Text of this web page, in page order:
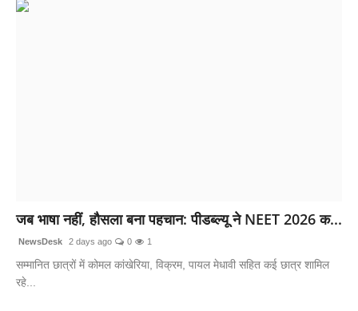
जब भाषा नहीं, हौसला बना पहचान: पीडब्ल्यू ने NEET 2026 क...
NewsDesk 2 days ago 0 1
सम्मानित छात्रों में कोमल कांखेरिया, विक्रम, पायल मेधावी सहित कई छात्र शामिल
रहे...